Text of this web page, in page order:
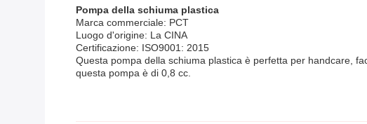
Pompa della schiuma plastica
Marca commerciale: PCT
Luogo d'origine: La CINA
Certificazione: ISO9001: 2015
Questa pompa della schiuma plastica è perfetta per handcare,
questa pompa è di 0,8 cc.